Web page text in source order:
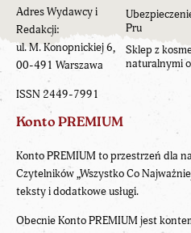
Adres Wydawcy i
Redakcji:
ul. M. Konopnickiej 6,
00-491 Warszawa
ISSN 2449-7991
Pru
Sklep z
naturalnymi
Konto PREMIUM
Konto PREMIUM to przestrzeń dla
Czytelników „Wszystko Co
teksty i dodatkowe usługi.
Obecnie Konto PREMIUM jest